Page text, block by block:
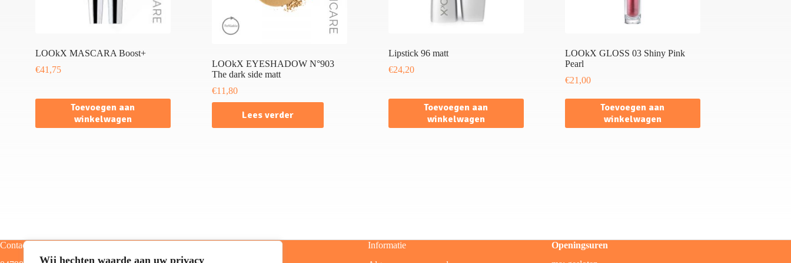
Wij hechten waarde aan uw privacy
LOOkX MASCARA Boost+
€41,75
Toevoegen aan
winkelwagen
LOOkX EYESHADOW N°903
The dark side matt
€11,80
Lees verder
Lipstick 96 matt
€24,20
Toevoegen aan
winkelwagen
LOOkX GLOSS 03 Shiny Pink
Pearl
€21,00
Toevoegen aan
winkelwagen
Contact
Informatie
Openingsuren